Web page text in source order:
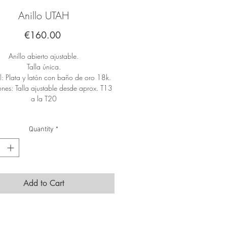
Anillo UTAH
€160.00Price
Anillo abierto ajustable.
Talla única.
Plata y latón con baño de oro 18k.
Talla ajustable desde aprox. T13
a la T20
Quantity *
Add to Cart